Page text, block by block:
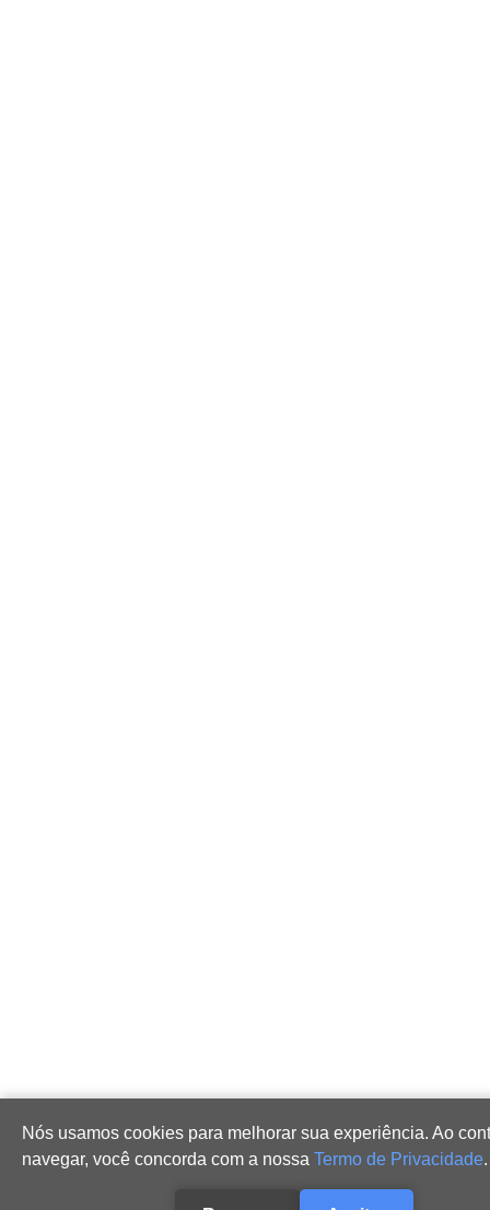
Nós usamos cookies para melhorar sua experiência. Ao
navegar, você concorda com a nossa Termo de Privacidade.